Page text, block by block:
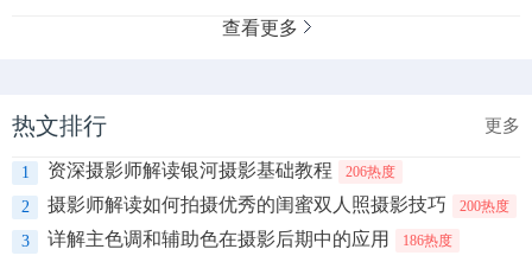
查看更多
热文排行 更多
1 资深摄影师解读银河摄影基础教程 206热度
2 摄影师解读如何拍摄优秀的闺蜜双人照摄影技巧 200热度
3 详解主色调和辅助色在摄影后期中的应用 186热度